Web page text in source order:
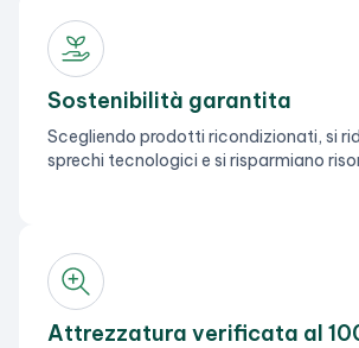
Sostenibilità garantita
Scegliendo prodotti ricondizionati, si
sprechi tecnologici e si risparmiano
Attrezzatura verificata al